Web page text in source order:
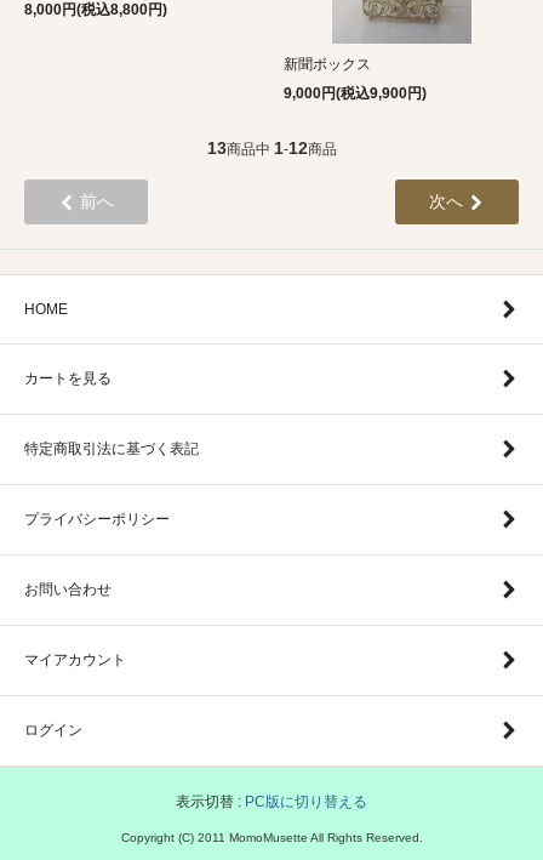
8,000円(税込8,800円)
新聞ボックス
9,000円(税込9,900円)
13商品中 1-12商品
前へ 次へ
HOME
カートを見る
特定商取引法に基づく表記
プライバシーポリシー
お問い合わせ
マイアカウント
ログイン
表示切替 : PC版に切り替える
Copyright (C) 2011 MomoMusette All Rights Reserved.